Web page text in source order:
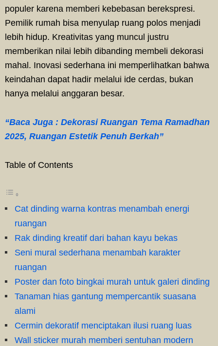
populer karena memberi kebebasan berekspresi.
Pemilik rumah bisa menyulap ruang polos menjadi
lebih hidup. Kreativitas yang muncul justru
memberikan nilai lebih dibanding membeli dekorasi
mahal. Inovasi sederhana ini memperlihatkan bahwa
keindahan dapat hadir melalui ide cerdas, bukan
hanya melalui anggaran besar.
“Baca Juga : Dekorasi Ruangan Tema Ramadhan
2025, Ruangan Estetik Penuh Berkah”
Table of Contents
Cat dinding warna kontras menambah energi
ruangan
Rak dinding kreatif dari bahan kayu bekas
Seni mural sederhana menambah karakter
ruangan
Poster dan foto bingkai murah untuk galeri dinding
Tanaman hias gantung mempercantik suasana
alami
Cermin dekoratif menciptakan ilusi ruang luas
Wall sticker murah memberi sentuhan modern